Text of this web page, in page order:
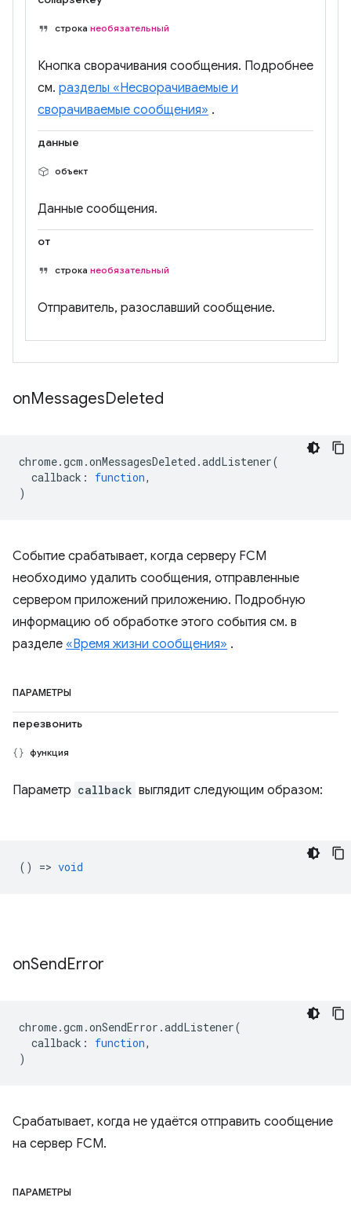
строка необязательный
Кнопка сворачивания сообщения. Подробнее
см. разделы «Несворачиваемые и
сворачиваемые сообщения» .
данные
объект
Данные сообщения.
от
строка необязательный
Отправитель, разославший сообщение.
onMessagesDeleted
chrome.gcm .onMessagesDeleted .addListener(
callback : function,
)
Событие срабатывает, когда серверу FCM
необходимо удалить сообщения, отправленные
сервером приложений приложению. Подробную
информацию об обработке этого события см. в
разделе «Время жизни сообщения» .
ПАРАМЕТРЫ
перезвонить
функция
Параметр callback выглядит следующим образом:
() => void
onSendError
chrome.gcm .onSendError .addListener(
callback : function,
)
Срабатывает, когда не удаётся отправить сообщение
на сервер FCM.
ПАРАМЕТРЫ